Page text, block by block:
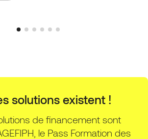
solutions existent !
de financement sont
le Pass Formation des